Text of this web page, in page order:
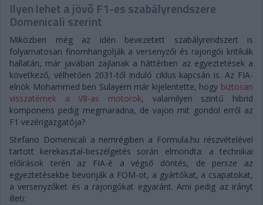
Ilyen lehet a jövő F1-es szabályrendszere
Domenicali szerint
Miközben még az idén bevezetett szabályrendszert is
folyamatosan finomhangolják a versenyzői és rajongói kritikák
hallatán, már javában zajlanak a háttérben az egyeztetések a
következő, vélhetően 2031-től induló ciklus kapcsán is. Az FIA-
elnök Mohammed ben Sulayem már kijelentette, hogy biztosan
visszatérnek a V8-as motorok, valamilyen szintű hibrid
komponens pedig megmaradna, de vajon mit gondol erről az
F1 vezérigazgatója?
Stefano Domenicali a nemrégiben a Formula.hu részvételével
tartott kerekasztal-beszélgetés során elmondta: a technikai
előírások terén az FIA-é a végső döntés, de persze az
egyeztetésekbe bevonják a FOM-ot, a gyártókat, a csapatokat,
a versenyzőket és a rajongókat egyaránt. Ami pedig az irányt
illeti: